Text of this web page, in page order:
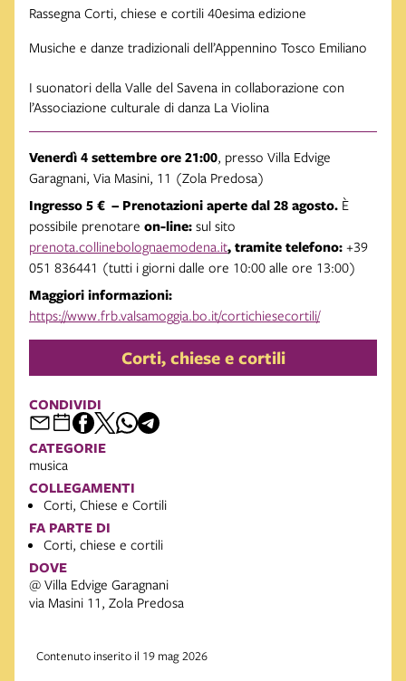
Rassegna Corti, chiese e cortili 40esima edizione
Musiche e danze tradizionali dell’Appennino Tosco Emiliano
I suonatori della Valle del Savena in collaborazione con
l’Associazione culturale di danza La Violina
Venerdì 4 settembre ore 21:00, presso Villa Edvige
Garagnani, Via Masini, 11 (Zola Predosa)
Ingresso 5 € – Prenotazioni aperte dal 28 agosto. È
possibile prenotare on-line: sul sito
prenota.collinebolognaemodena.it, tramite telefono: +39
051 836441 (tutti i giorni dalle ore 10:00 alle ore 13:00)
Maggiori informazioni:
https://www.frb.valsamoggia.bo.it/cortichiesecortili/
Corti, chiese e cortili
CONDIVIDI
CATEGORIE
musica
COLLEGAMENTI
Corti, Chiese e Cortili
FA PARTE DI
Corti, chiese e cortili
DOVE
@ Villa Edvige Garagnani
via Masini 11, Zola Predosa
Contenuto inserito il 19 mag 2026